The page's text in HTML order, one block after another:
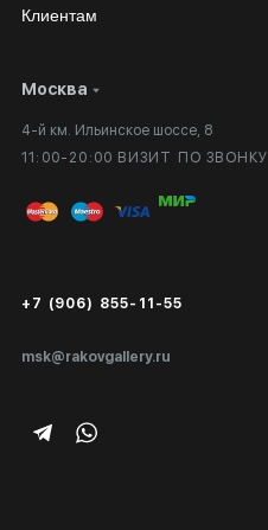
Москва
4-й км. Ильинское шоссе, 8
11:00-20:00 ВИЗИТ ПО ЗВОНКУ
msk@rakovgallery.ru
+7 (906) 855-11-55
Клиентам
Личный кабинет
Вопросы и ответы
Публичная оферта
Экспертиза/Вывоз за границу
Подарочные сертификаты
Сотрудничество
Выставка в галерее